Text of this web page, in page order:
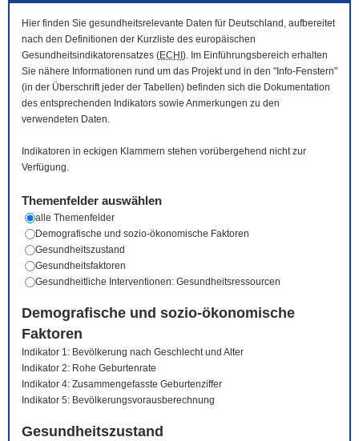
Hier finden Sie gesundheitsrelevante Daten für Deutschland, aufbereitet
nach den Definitionen der Kurzliste des europäischen
Gesundheitsindikatorensatzes (ECHI ). Im Einführungsbereich erhalten
Sie nähere Informationen rund um das Projekt und in den "Info-Fenstern"
(in der Überschrift jeder der Tabellen) befinden sich die Dokumentation
des entsprechenden Indikators sowie Anmerkungen zu den
verwendeten Daten.
Indikatoren in eckigen Klammern stehen vorübergehend nicht zur
Verfügung.
Themenfelder auswählen
alle Themenfelder
Demografische und sozio-ökonomische Faktoren
Gesundheitszustand
Gesundheitsfaktoren
Gesundheitliche Interventionen: Gesundheitsressourcen
Demografische und sozio-ökonomische
Faktoren
Indikator 1: Bevölkerung nach Geschlecht und Alter
Indikator 2: Rohe Geburtenrate
Indikator 4: Zusammengefasste Geburtenziffer
Indikator 5: Bevölkerungsvorausberechnung
Gesundheitszustand